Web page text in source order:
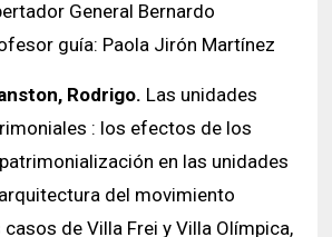
General Bernardo
guía: Paola Jirón Martínez
Rodrigo. Las unidades
: los efectos de los
en las unidades
del movimiento
de Villa Frei y Villa Olímpica,